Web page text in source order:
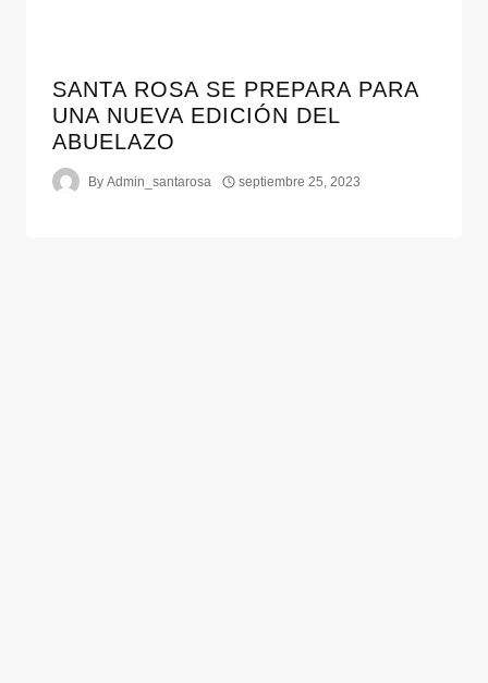
SANTA ROSA SE PREPARA PARA
UNA NUEVA EDICIÓN DEL
ABUELAZO
By Admin_santarosa septiembre 25, 2023